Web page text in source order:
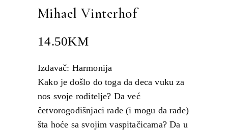
Mihael Vinterhof
14.50KM
Izdavač: Harmonija
Kako je došlo do toga da deca vuku za
nos svoje roditelje? Da već
četvorogodišnjaci rade (i mogu da rade)
šta hoće sa svojim vaspitačicama? Da u